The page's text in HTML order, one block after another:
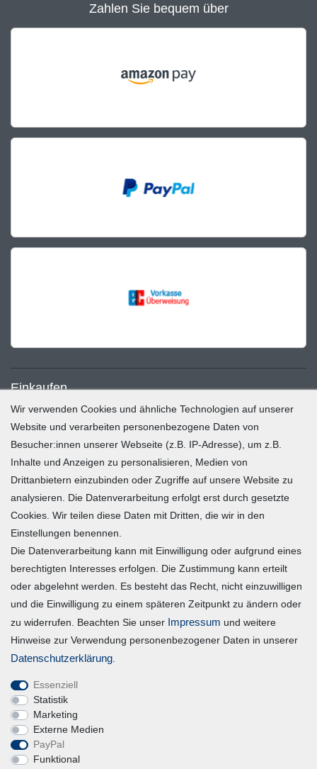
Zahlen Sie bequem über
Einkaufen
Zahlung und Versand
Widerrufsrecht
Warenkorb
Zur Kasse
Mein Konto
Registrieren
Login
Vertrag widerrufen
Unternehmen
Blog
Datenschutzerklärung
Erklärung zur Barrierefreiheit
AGB
Wir verwenden Cookies und ähnliche Technologien auf unserer
Website und verarbeiten personenbezogene Daten von
Besucher:innen unserer Webseite (z.B. IP-Adresse), um z.B.
Inhalte und Anzeigen zu personalisieren, Medien von
Drittanbietern einzubinden oder Zugriffe auf unsere Website zu
analysieren. Die Datenverarbeitung erfolgt erst durch gesetzte
Cookies. Wir teilen diese Daten mit Dritten, die wir in den
Einstellungen benennen.
Die Datenverarbeitung kann mit Einwilligung oder aufgrund eines
berechtigten Interesses erfolgen. Die Zustimmung kann erteilt
oder abgelehnt werden. Es besteht das Recht, nicht einzuwilligen
und die Einwilligung zu einem späteren Zeitpunkt zu ändern oder
zu widerrufen. Beachten Sie unser Impressum und weitere
Hinweise zur Verwendung personenbezogener Daten in unserer
Daten­schutz­erklärung
Essenziell
Statistik
Marketing
Externe Medien
PayPal
Funktional